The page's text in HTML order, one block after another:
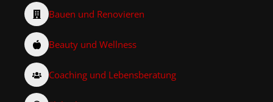
Bauen und Renovieren
Beauty und Wellness
Coaching und Lebensberatung